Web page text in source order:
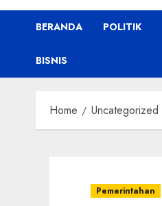
BERANDA POLITIK
BISNIS
Home Uncategorized
Pemerintahan